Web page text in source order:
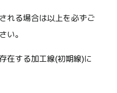
れる場合は以上を必ずご
い。
在する加工線(初期線)に